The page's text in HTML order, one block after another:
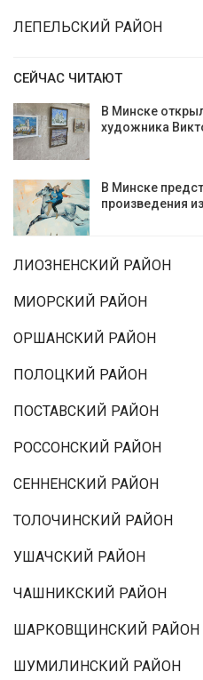
ЛЕПЕЛЬСКИЙ РАЙОН
СЕЙЧАС ЧИТАЮТ
В Минске
художника
В Минске
произведения
ЛИОЗНЕНСКИЙ РАЙОН
МИОРСКИЙ РАЙОН
ОРШАНСКИЙ РАЙОН
ПОЛОЦКИЙ РАЙОН
ПОСТАВСКИЙ РАЙОН
РОССОНСКИЙ РАЙОН
СЕННЕНСКИЙ РАЙОН
ТОЛОЧИНСКИЙ РАЙОН
УШАЧСКИЙ РАЙОН
ЧАШНИКСКИЙ РАЙОН
ШАРКОВЩИНСКИЙ РАЙОН
ШУМИЛИНСКИЙ РАЙОН